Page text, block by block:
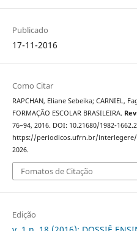
Publicado
17-11-2016
Como Citar
RAPCHAN, Eliane Sebeika; CARNIEL,
FORMAÇÃO ESCOLAR BRASILEIRA.
76–94, 2016. DOI: 10.21680/1982-
https://periodicos.ufrn.br/interlegere/
2026.
Fomatos de Citação
Edição